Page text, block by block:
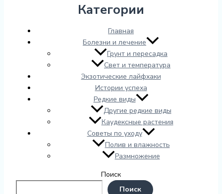
Категории
Главная
Болезни и лечение
Грунт и пересадка
Свет и температура
Экзотические лайфхаки
Истории успеха
Редкие виды
Другие редкие виды
Каудексные растения
Советы по уходу
Полив и влажность
Размножение
Поиск
Поиск